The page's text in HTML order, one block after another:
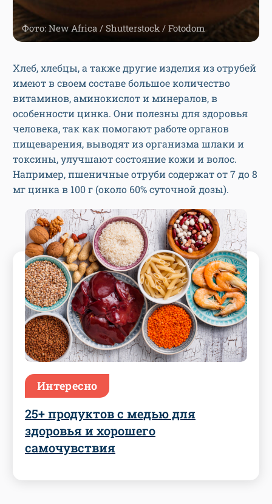
Фото: New Africa / Shutterstock / Fotodom
Хлеб, хлебцы, а также другие изделия из отрубей
имеют в своем составе большое количество
витаминов, аминокислот и минералов, в
особенности цинка. Они полезны для здоровья
человека, так как помогают работе органов
пищеварения, выводят из организма шлаки и
токсины, улучшают состояние кожи и волос.
Например, пшеничные отруби содержат от 7 до 8
мг цинка в 100 г (около 60% суточной дозы).
Интересно
25+ продуктов с медью для
здоровья и хорошего
самочувствия